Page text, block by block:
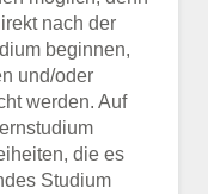
nach der
beginnen,
und/oder
werden. Auf
die es
Studium